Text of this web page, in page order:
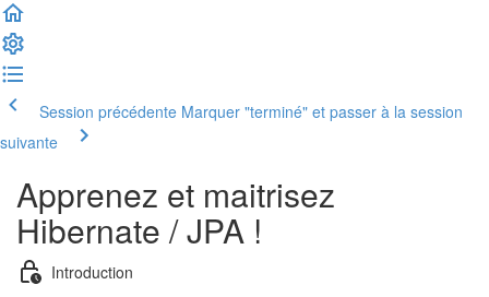
Session précédente Marquer "terminé" et passer à la session
suivante
Apprenez et maitrisez
Hibernate / JPA !
Introduction